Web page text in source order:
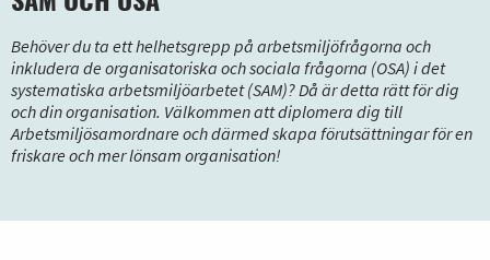
Behöver du ta ett helhetsgrepp på arbetsmiljöfrågorna och
inkludera de organisatoriska och sociala frågorna (OSA) i det
systematiska arbetsmiljöarbetet (SAM)? Då är detta rätt för dig
och din organisation. Välkommen att diplomera dig till
Arbetsmiljösamordnare och därmed skapa förutsättningar för en
friskare och mer lönsam organisation!